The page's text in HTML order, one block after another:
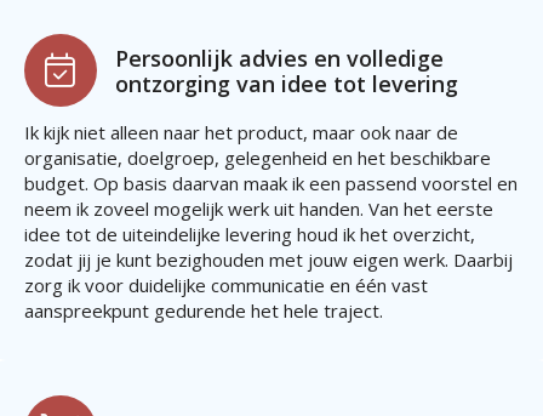
Persoonlijk advies en volledige
ontzorging van idee tot levering
Ik kijk niet alleen naar het product, maar ook naar de
organisatie, doelgroep, gelegenheid en het beschikbare
budget. Op basis daarvan maak ik een passend voorstel en
neem ik zoveel mogelijk werk uit handen. Van het eerste
idee tot de uiteindelijke levering houd ik het overzicht,
zodat jij je kunt bezighouden met jouw eigen werk. Daarbij
zorg ik voor duidelijke communicatie en één vast
aanspreekpunt gedurende het hele traject.